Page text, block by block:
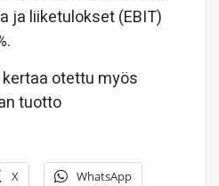
ja liiketulokset (EBIT)
otettu myös
tuotto
X WhatsApp